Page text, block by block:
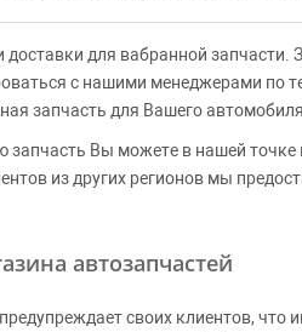
для вабранной
с нашими менеджерами по
запчасть для Вашего автомобиля.
запчасть Вы можете в нашей
из других регионов мы
автозапчастей
предупреждает своих клиентов,